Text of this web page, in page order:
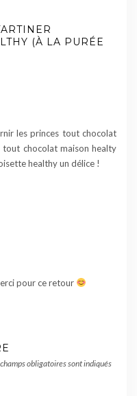
(À LA PURÉE
les princes tout chocolat
chocolat maison healty
healthy un délice !
pour ce retour
obligatoires sont indiqués